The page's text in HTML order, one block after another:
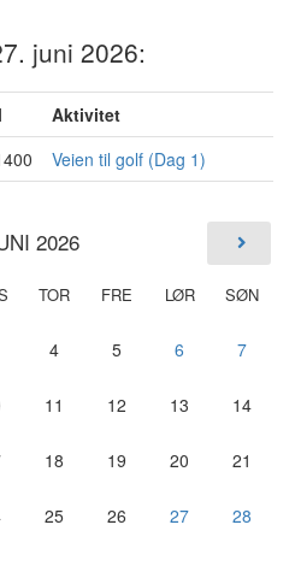
juni 2026:
Aktivitet
Veien til golf (Dag 1)
2026
TOR FRE LØR SØN
4 5 6 7
11 12 13 14
18 19 20 21
25 26 27 28